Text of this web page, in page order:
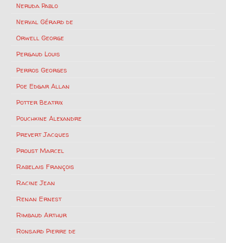
Neruda Pablo
Nerval Gérard de
Orwell George
Pergaud Louis
Perros Georges
Poe Edgar Allan
Potter Beatrix
Pouchkine Alexandre
Prevert Jacques
Proust Marcel
Rabelais François
Racine Jean
Renan Ernest
Rimbaud Arthur
Ronsard Pierre de